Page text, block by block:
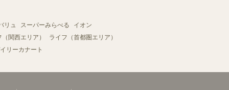
リュ スーパーみらべる
イオン
関西エリア）
ライフ（首都圏エリア）
リーカナート